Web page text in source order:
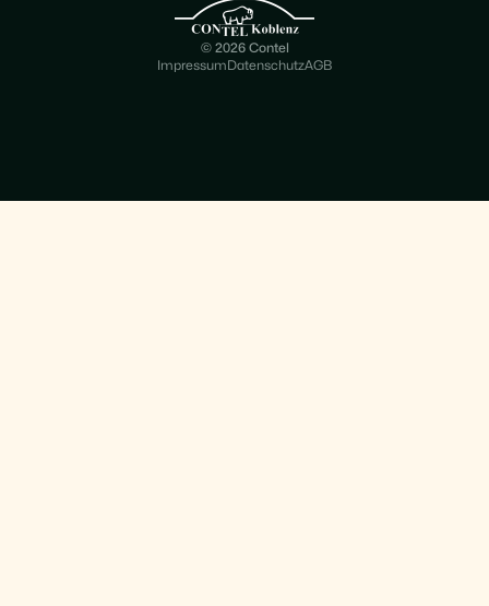
© 2026 Contel
Impressum DatenschutzAGB